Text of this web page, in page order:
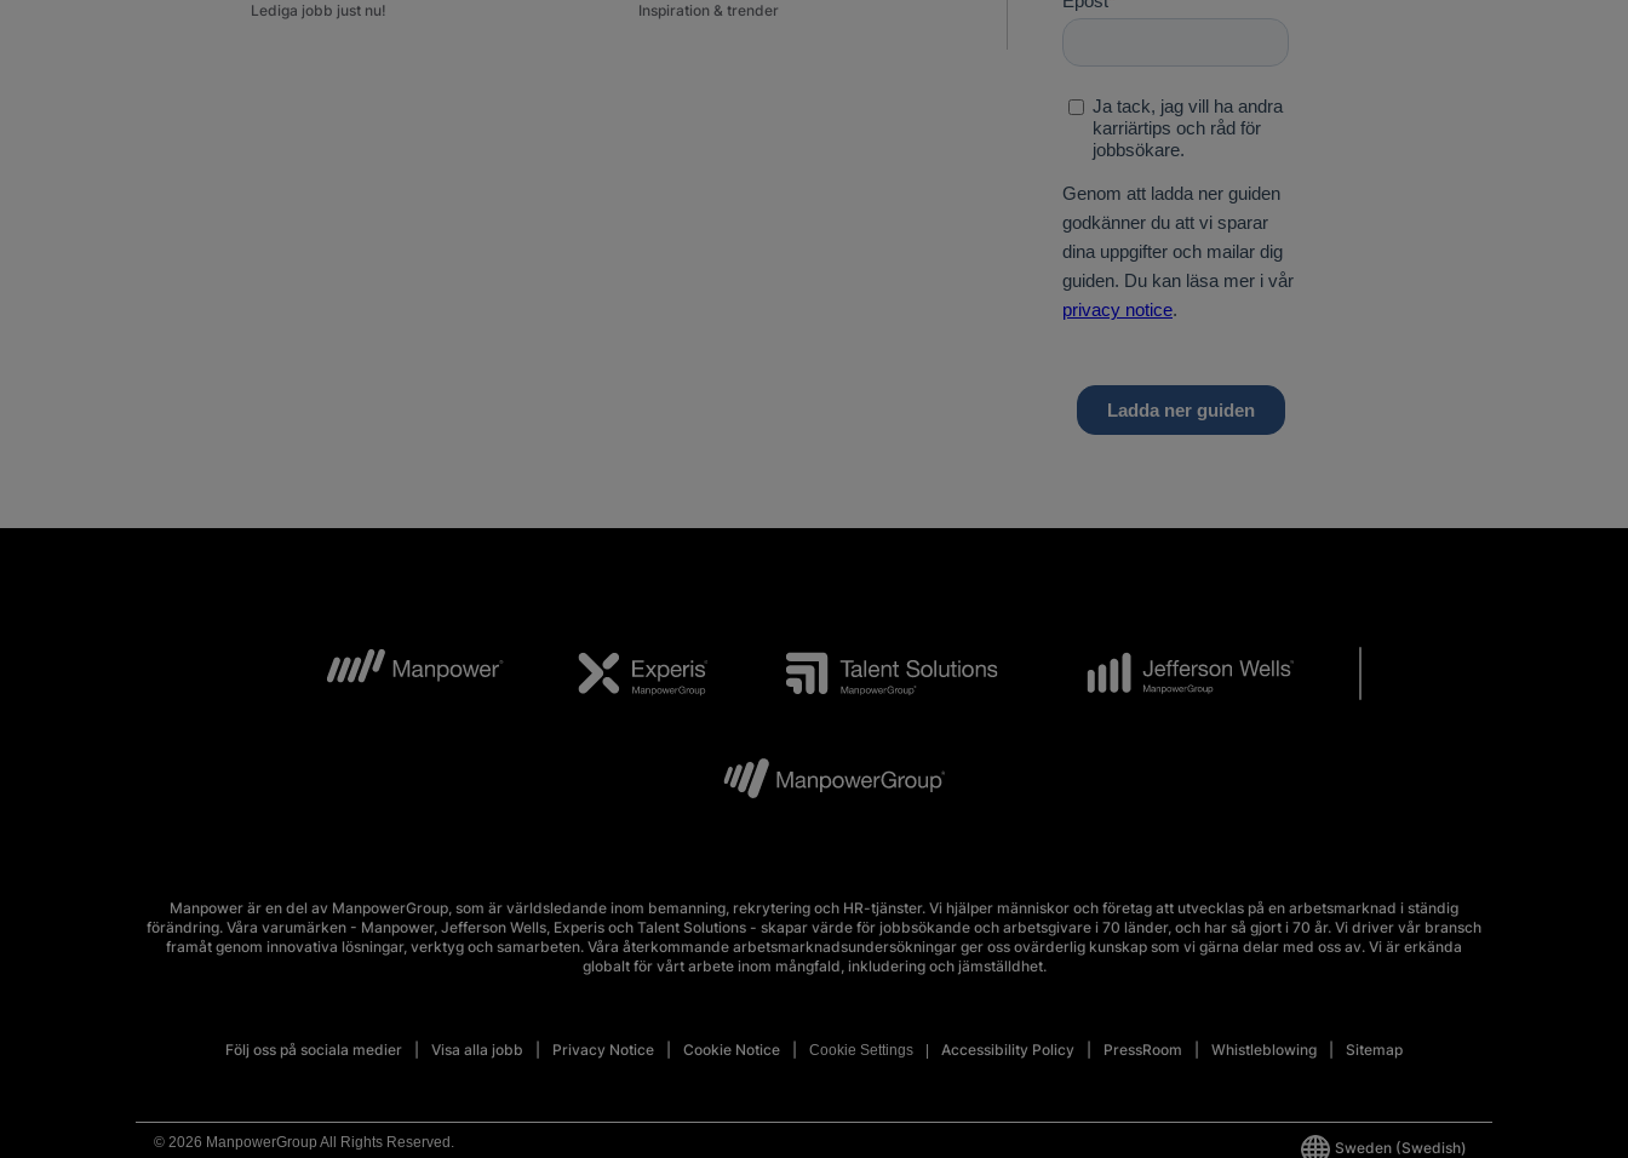
Lediga jobb just nu!
Inspiration & trender
Manpower är en del av ManpowerGroup, som är världsledande inom bemanning, rekrytering och HR-tjänster. Vi hjälper människor och företag att utvecklas på en arbetsmarknad i ständig
förändring. Våra varumärken - Manpower, Jefferson Wells, Experis och Talent Solutions - skapar värde för jobbsökande och arbetsgivare i 70 länder, och har så gjort i 70 år. Vi driver vår bransch
framåt genom innovativa lösningar, verktyg och samarbeten. Våra återkommande arbetsmarknadsundersökningar ger oss ovärderlig kunskap som vi gärna delar med oss av. Vi är erkända
globalt för vårt arbete inom mångfald, inkludering och jämställdhet.
Följ oss på sociala medier Visa alla jobb Privacy Notice Cookie Notice Cookie Settings Accessibility Policy PressRoom Whistleblowing Sitemap
© 2026 ManpowerGroup All Rights Reserved. Sweden (Swedish)